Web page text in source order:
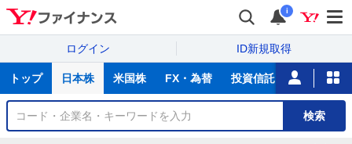
i
ログイン ID新規取得
サ
トップ 日本株 米国株 FX・為替 投資信託 ニュース
銘
検索